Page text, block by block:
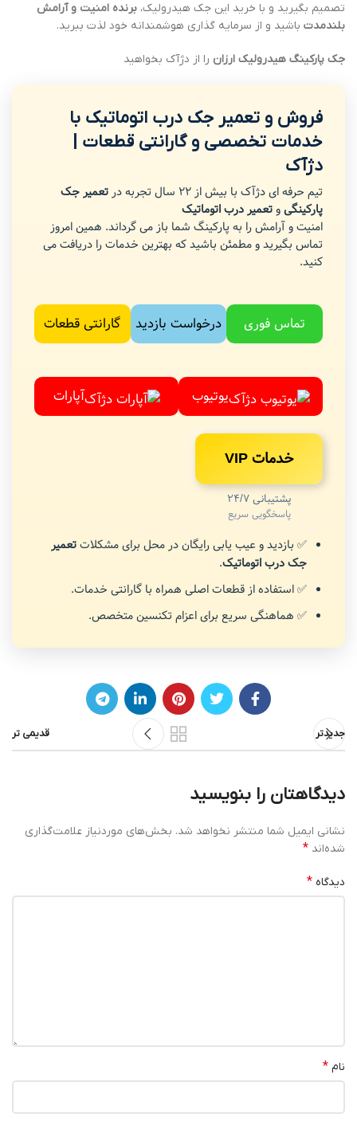
تصمیم بگیرید و با خرید این جک هیدرولیک، برنده امنیت و آرامش
بلندمدت باشید و از سرمایه گذاری هوشمندانه خود لذت ببرید.
جک پارکینگ هیدرولیک ارزان را از دژآک بخواهید
فروش و تعمیر جک درب اتوماتیک با
خدمات تخصصی و گارانتی قطعات |
دژآک
تیم حرفه ای دژآک با بیش از 22 سال تجربه در
تعمیر جک
پارکینگیوتعمیر درب اتوماتیک
امنیت و آرامش را به پارکینگ شما باز می گرداند. همین امروز
تماس بگیرید و مطمئن باشید که بهترین خدمات را دریافت می
کنید.
تماس فوری درخواست بازدید گارانتی قطعات
یوتیوب آپارات
خدمات VIP
پشتیبانی 24/7
پاسخگویی سریع
✅ بازدید و عیب یابی رایگان در محل برای مشکلاتتعمیر
جک درب اتوماتیک.
✅ استفاده از قطعات اصلی همراه با گارانتی خدمات.
✅ هماهنگی سریع برای اعزام تکنسین متخصص.
جدیدتر قدیمی تر
دیدگاهتان را بنویسید
نشانی ایمیل شما منتشر نخواهد شد. بخش‌های موردنیاز علامت‌گذاری
شده‌اند *
دیدگاه *
نام *